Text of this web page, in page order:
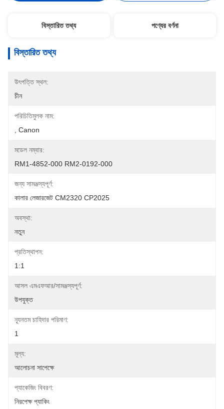
বিস্তারিত তথ্য পণ্যের বর্ণনা
বিস্তারিত তথ্য
উৎপত্তি স্থল:
চীন
পরিচিতিমুলক নাম:
, Canon
মডেল নম্বার:
RM1-4852-000 RM2-0192-000
জন্য সামঞ্জস্যপূর্ণ:
কালার লেজারজেট CM2320 CP2025
অবস্থা:
নতুন
প্রতিস্থাপন:
1:1
আসল এমএফআর/সামঞ্জস্যপূর্ণ:
উপযুক্ত
ন্যূনতম চাহিদার পরিমাণ:
1
মূল্য:
আলোচনা সাপেক্ষে
প্যাকেজিং বিবরণ:
নিরপেক্ষ প্যাকিং